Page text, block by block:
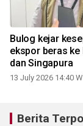
Bulog kejar
ekspor beras ke
dan Singapura
13 July 2026 14:40
Berita